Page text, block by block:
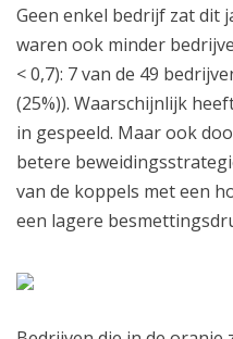
Geen enkel bedrijf zat dit
waren ook minder
< 0,7): 7 van de 49
(25%)). Waarschijnlijk
in gespeeld. Maar ook
betere
van de koppels met een
een lagere